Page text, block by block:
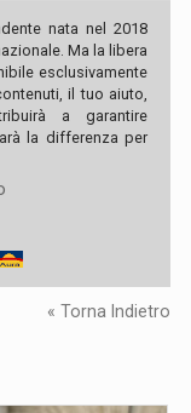
nata nel 2018
Ma la libera
esclusivamente
il tuo aiuto,
a garantire
la differenza per
« Torna Indietro